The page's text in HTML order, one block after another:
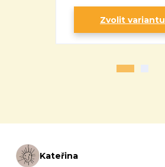
Zvolit variantu
Kateřina